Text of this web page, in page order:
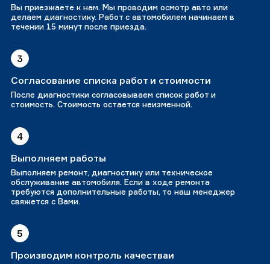
Вы приезжаете к нам. Мы проводим осмотр авто или
делаем диагностику. Работ с автомобилем начинаем в
течении 15 минут после приезда.
3
Согласование списка работ и стоимости
После диагностики согласовываем список работ и
стоимость. Стоимость остается неизменной.
4
Выполняем работы
Выполняем ремонт, диагностику или техническое
обслуживание автомобиля. Если в ходе ремонта
требуются дополнительные работы, то наш менеджер
свяжется с Вами.
5
Производим контроль качестваи